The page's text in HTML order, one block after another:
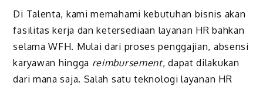
Di Talenta, kami memahami kebutuhan bisnis akan
fasilitas kerja dan ketersediaan layanan HR bahkan
selama WFH. Mulai dari proses penggajian, absensi
karyawan hingga reimbursement, dapat dilakukan
dari mana saja. Salah satu teknologi layanan HR